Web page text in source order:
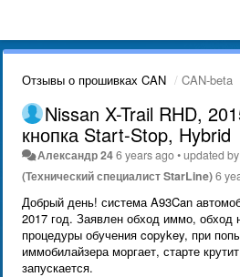
Отзывы о прошивках CAN CAN-beta
Nissan X-Trail RHD,
кнопка Start-Stop, Hybrid
Александр 246 years ago•updated
(Технический специалист StarLine)6
Добрый день! система A93Can
2017 год. Заявлен обход иммо, обход
процедуры обучения copykey, при
иммобилайзера моргает, старте
запускается.